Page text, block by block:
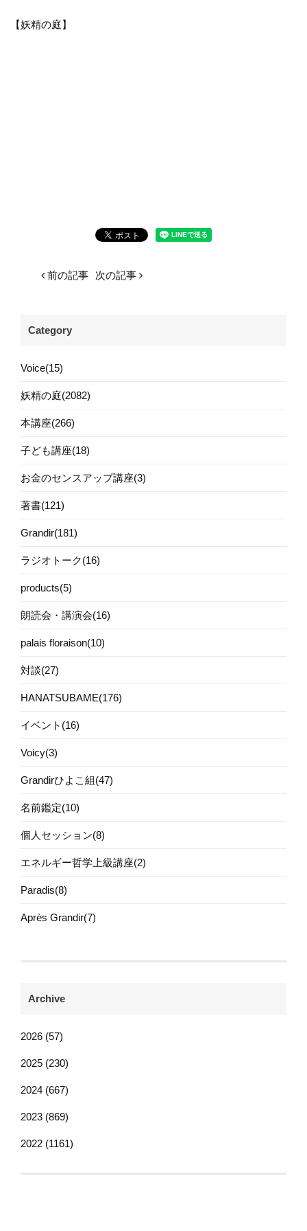
【妖精の庭】
前の記事 次の記事
Category
Voice(15)
妖精の庭(2082)
本講座(266)
子ども講座(18)
お金のセンスアップ講座(3)
著書(121)
Grandir(181)
ラジオトーク(16)
products(5)
朗読会・講演会(16)
palais floraison(10)
対談(27)
HANATSUBAME(176)
イベント(16)
Voicy(3)
Grandirひよこ組(47)
名前鑑定(10)
個人セッション(8)
エネルギー哲学上級講座(2)
Paradis(8)
Après Grandir(7)
Archive
2026 (57)
2025 (230)
2024 (667)
2023 (869)
2022 (1161)